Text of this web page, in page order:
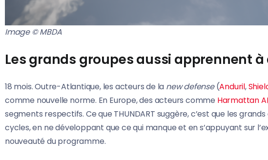
Image © MBDA
Les grands groupes aussi apprennent
18 mois. Outre-Atlantique, les acteurs de la new defense(Anduril,
comme nouvelle norme. En Europe, des acteurs comme Harmattan AI
segments respectifs. Ce que THUNDART suggère, c’est que les
cycles, en ne développant que ce qui manque et en s’appuyant sur
nouveauté du programme.